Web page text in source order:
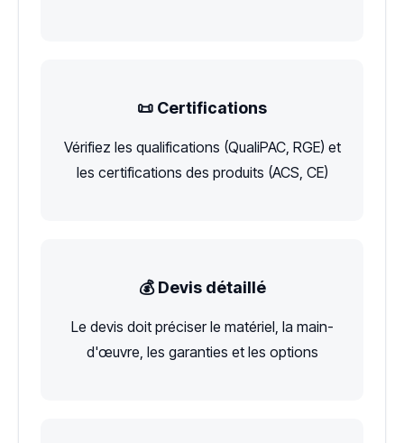
📜 Certifications
Vérifiez les qualifications (QualiPAC, RGE) et
les certifications des produits (ACS, CE)
💰 Devis détaillé
Le devis doit préciser le matériel, la main-
d'œuvre, les garanties et les options